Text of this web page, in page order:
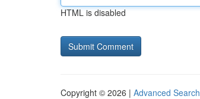
HTML is disabled
Copyright © 2026 | Advanced Search